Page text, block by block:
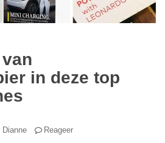
in deze top
Dianne Reageer